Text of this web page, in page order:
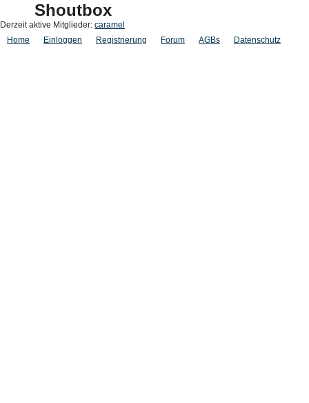
Shoutbox
Derzeit aktive Mitglieder: caramel
Home
Einloggen Registrierung Forum AGBs Datenschutz